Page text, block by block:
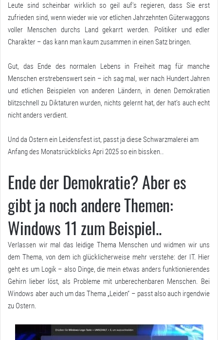
Leute sind scheinbar wirklich so geil auf’s regieren, dass Sie erst
zufrieden sind, wenn wieder wie vor etlichen Jahrzehnten Güterwaggons
voller Menschen durchs Land gekarrt werden. Politiker und edler
Charakter – das kann man kaum zusammen in einen Satz bringen.
Gut, das Ende des normalen Lebens in Freiheit mag für manche
Menschen erstrebenswert sein – ich sag mal, wer nach Hundert Jahren
und etlichen Beispielen von anderen Ländern, in denen Demokratien
blitzschnell zu Diktaturen wurden, nichts gelernt hat, der hat’s auch echt
nicht anders verdient.
Und da Ostern ein Leidensfest ist, passt ja diese Schwarzmalerei am
Anfang des Monatsrückblicks Apri 2025 so ein bissken..
Ende der Demokratie? Aber es
gibt ja noch andere Themen:
Windows 11 zum Beispiel..
Verlassen wir mal das leidige Thema Menschen und widmen wir uns
dem Thema, von dem ich glücklicherweise mehr verstehe: der IT. Hier
geht es um Logik – also Dinge, die mein etwas anders funktionierendes
Gehirn lieber löst, als Probleme mit unberechenbaren Menschen. Bei
Windows aber auch um das Thema „Leiden“ – passt also auch irgendwie
zu Ostern.